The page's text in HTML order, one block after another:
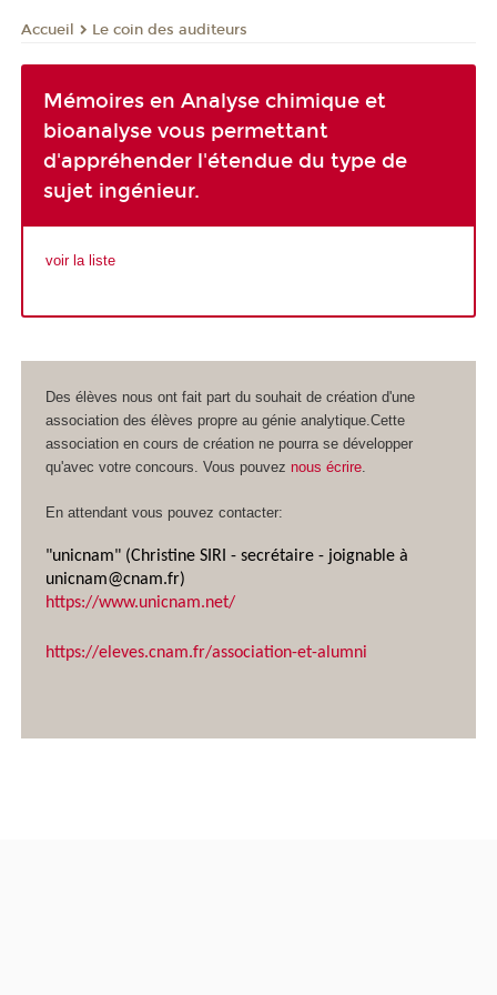
Accueil Le coin des auditeurs
Mémoires en Analyse chimique et
bioanalyse vous permettant
d'appréhender l'étendue du type de
sujet ingénieur.
voir la liste
Des élèves nous ont fait part du souhait de création d'une
association des élèves propre au génie analytique.Cette
association en cours de création ne pourra se développer
qu'avec votre concours. Vous pouvez nous écrire.
En attendant vous pouvez contacter:
"unicnam" (Christine SIRI - secrétaire - joignable à
unicnam@cnam.fr)
https://www.unicnam.net/
https://eleves.cnam.fr/association-et-alumni